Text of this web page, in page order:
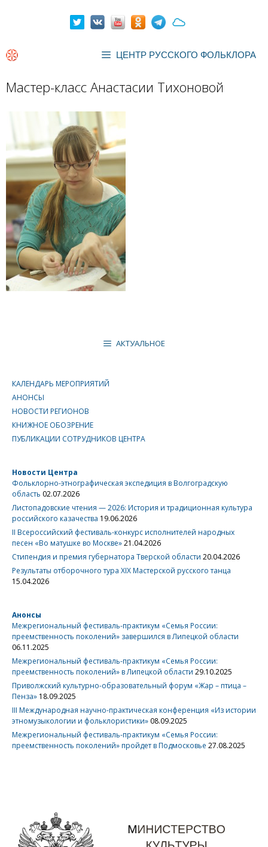
ЦЕНТР РУССКОГО ФОЛЬКЛОРА
Мастер-класс Анастасии Тихоновой
АКТУАЛЬНОЕ
КАЛЕНДАРЬ МЕРОПРИЯТИЙ
АНОНСЫ
НОВОСТИ РЕГИОНОВ
КНИЖНОЕ ОБОЗРЕНИЕ
ПУБЛИКАЦИИ СОТРУДНИКОВ ЦЕНТРА
Новости Центра
Фольклорно-этнографическая экспедиция в Волгоградскую
область 02.07.2026
Листопадовские чтения — 2026: История и традиционная культура
российского казачества 19.06.2026
II Всероссийский фестиваль-конкурс исполнителей народных
песен «Во матушке во Москве»21.04.2026
Стипендия и премия губернатора Тверской области 20.04.2026
Результаты отборочного тура XIX Мастерской русского танца
15.04.2026
Анонсы
Межрегиональный фестиваль-практикум «Семья России:
преемственность поколений» завершился в Липецкой области
06.11.2025
Межрегиональный фестиваль-практикум «Семья России:
преемственность поколений» в Липецкой области 29.10.2025
Приволжский культурно-образовательный форум «Жар – птица –
Пенза» 18.09.2025
III Международная научно-практическая конференция «Из истории
этномузыкологии и фольклористики» 08.09.2025
Межрегиональный фестиваль-практикум «Семья России:
преемственность поколений» пройдет в Подмосковье 27.08.2025